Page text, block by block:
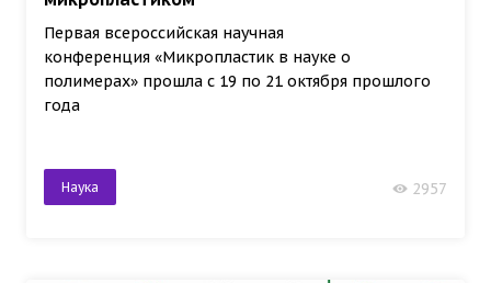
Первая всероссийская научная
конференция «Микропластик в науке о
полимерах» прошла с 19 по 21 октября прошлого
года
Наука 2957